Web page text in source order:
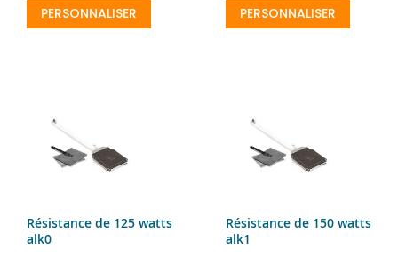
PERSONNALISER
PERSONNALISER
Résistance de 125 watts
alk0
Résistance de 150 watts
alk1